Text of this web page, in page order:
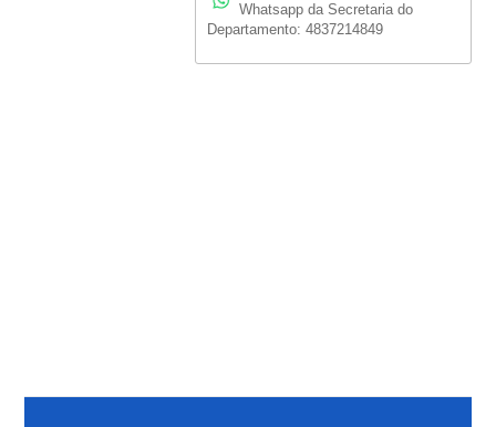
Whatsapp da Secretaria do
Departamento: 4837214849